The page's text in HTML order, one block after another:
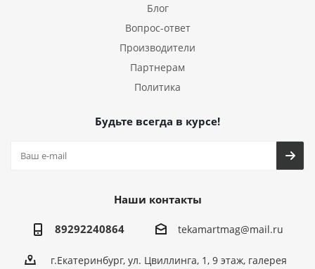
Блог
Вопрос-ответ
Производители
Партнерам
Политика
Будьте всегда в курсе!
Наши контакты
89292240864 tekamartmag@mail.ru
г.Екатеринбург, ул. Цвиллинга, 1, 9 этаж, галерея